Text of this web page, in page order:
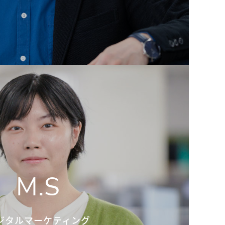
M.S
タルマーケティング